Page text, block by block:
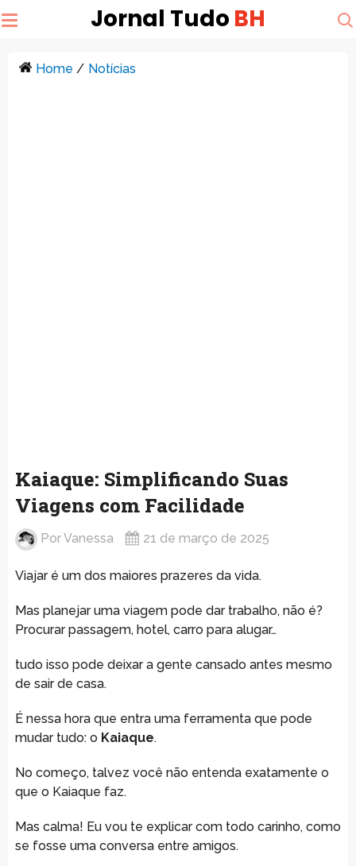
Jornal Tudo BH
Home / Notícias
Kaiaque: Simplificando Suas
Viagens com Facilidade
PorVanessa 21 de março de 2025
Viajar é um dos maiores prazeres da vida.
Mas planejar uma viagem pode dar trabalho, não é?
Procurar passagem, hotel, carro para alugar…
tudo isso pode deixar a gente cansado antes mesmo
de sair de casa.
É nessa hora que entra uma ferramenta que pode
mudar tudo: o Kaiaque.
No começo, talvez você não entenda exatamente o
que o Kaiaque faz.
Mas calma! Eu vou te explicar com todo carinho, como
se fosse uma conversa entre amigos.